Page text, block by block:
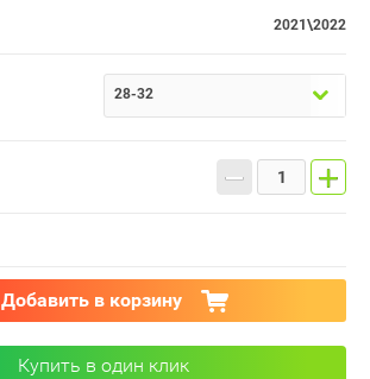
2021\2022
28-32
− +
Добавить в корзину
Купить в один клик